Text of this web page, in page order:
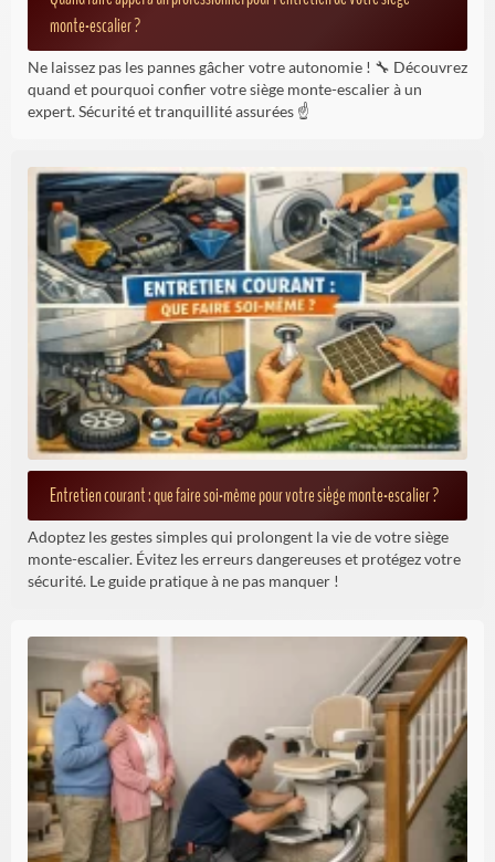
monte-escalier ?
Ne laissez pas les pannes gâcher votre autonomie ! 🔧 Découvrez
quand et pourquoi confier votre siège monte-escalier à un
expert. Sécurité et tranquillité assurées ☝️
Entretien courant : que faire soi-même pour votre siège monte-escalier ?
Adoptez les gestes simples qui prolongent la vie de votre siège
monte-escalier. Évitez les erreurs dangereuses et protégez votre
sécurité. Le guide pratique à ne pas manquer !